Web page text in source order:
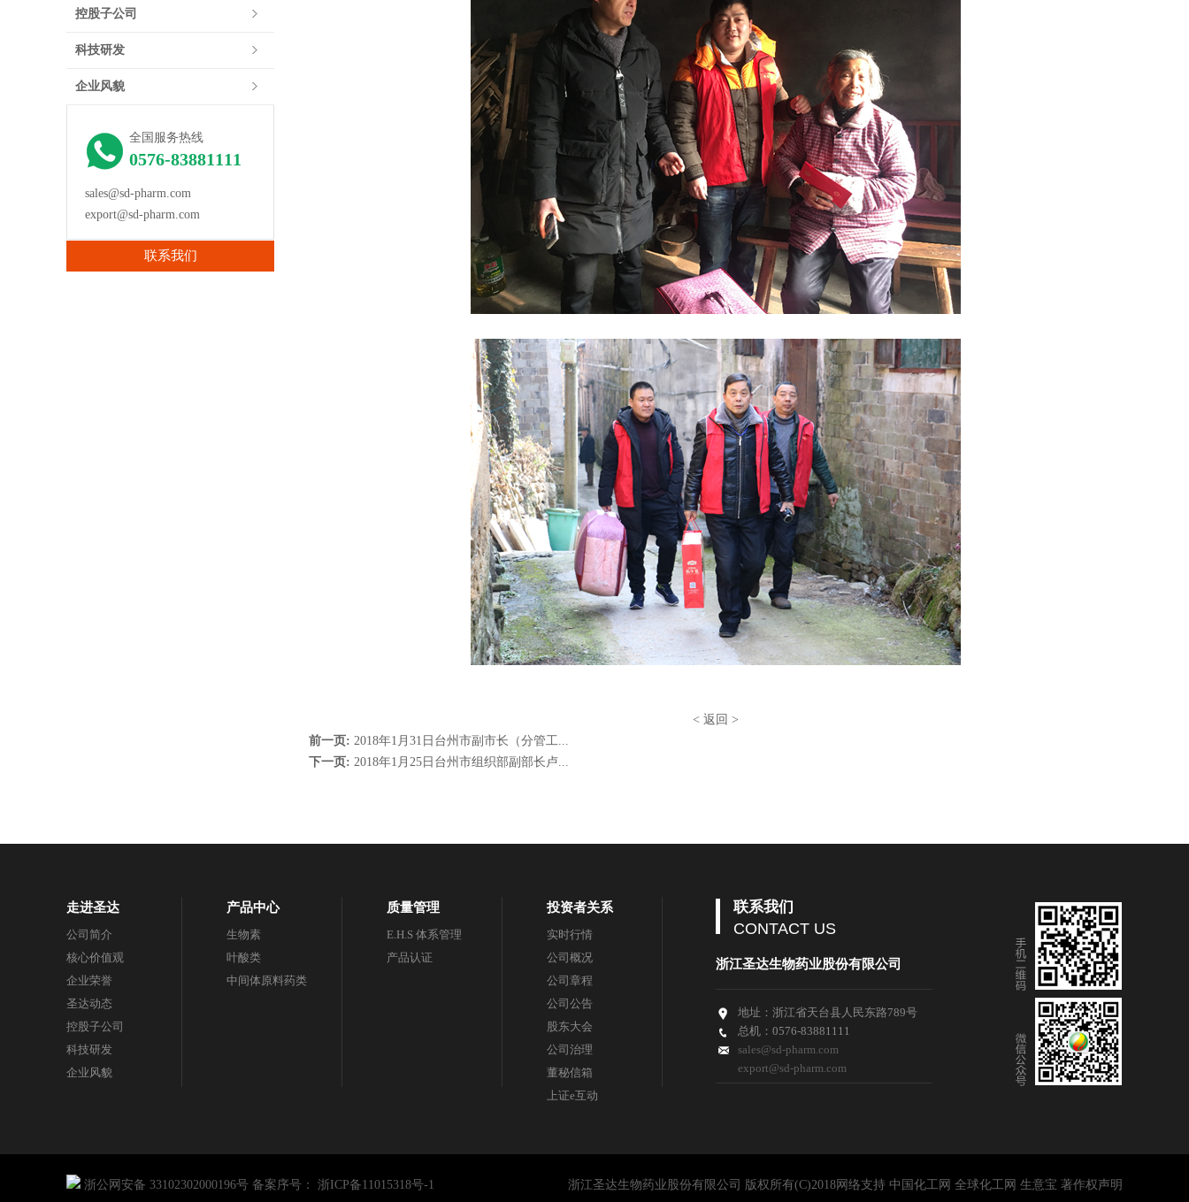
控股子公司
科技研发
企业风貌
全国服务热线
0576-83881111
sales@sd-pharm.com
export@sd-pharm.com
联系我们
< 返回 >
前一页: 2018年1月31日台州市副市长（分管工...
下一页: 2018年1月25日台州市组织部副部长卢...
走进圣达
公司简介
核心价值观
企业荣誉
圣达动态
控股子公司
科技研发
企业风貌
产品中心
生物素
叶酸类
中间体原料药类
质量管理
E.H.S 体系管理
产品认证
投资者关系
实时行情
公司概况
公司章程
公司公告
股东大会
公司治理
董秘信箱
上证e互动
联系我们
CONTACT US
浙江圣达生物药业股份有限公司
地址：浙江省天台县人民东路789号
总机：0576-83881111
sales@sd-pharm.com
export@sd-pharm.com
浙公网安备 33102302000196号 备案序号： 浙ICP备11015318号-1 浙江圣达生物药业股份有限公司 版权所有(C)2018网络支持 中国化工网 全球化工网 生意宝 著作权声明